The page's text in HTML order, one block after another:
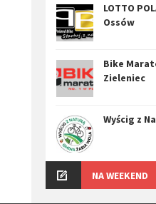
LOTTO
Ossów
Bike
Zieleniec
Wyścig z
NA WEEKEND